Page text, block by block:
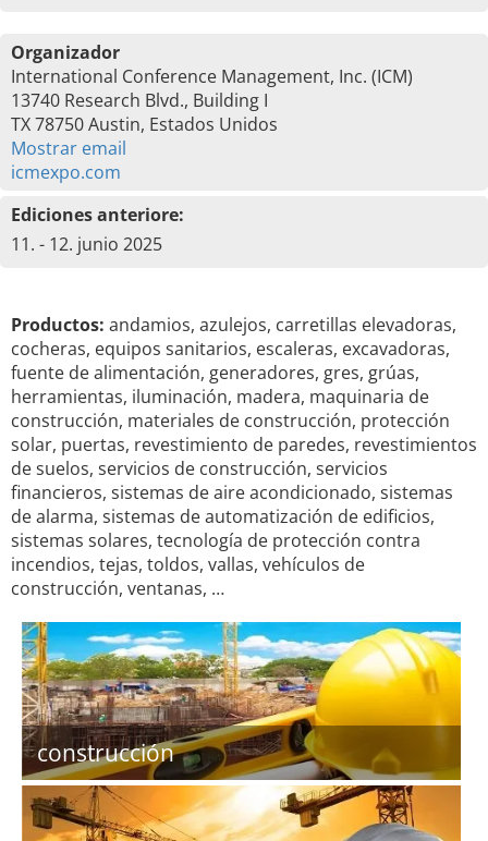
Organizador
International Conference Management, Inc. (ICM)
13740 Research Blvd., Building I
TX 78750 Austin, Estados Unidos
Mostrar email
icmexpo.com
Ediciones anteriore:
11. - 12. junio 2025
Productos: andamios, azulejos, carretillas elevadoras,
cocheras, equipos sanitarios, escaleras, excavadoras,
fuente de alimentación, generadores, gres, grúas,
herramientas, iluminación, madera, maquinaria de
construcción, materiales de construcción, protección
solar, puertas, revestimiento de paredes, revestimientos
de suelos, servicios de construcción, servicios
financieros, sistemas de aire acondicionado, sistemas
de alarma, sistemas de automatización de edificios,
sistemas solares, tecnología de protección contra
incendios, tejas, toldos, vallas, vehículos de
construcción, ventanas, …
construcción